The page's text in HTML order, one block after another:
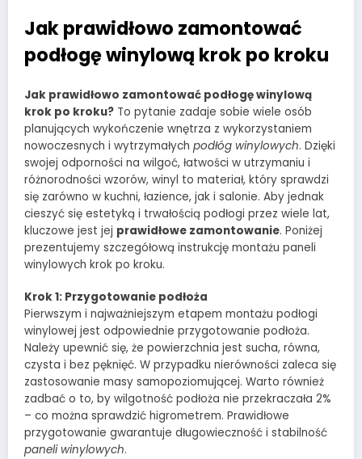
Jak prawidłowo zamontować
podłogę winylową krok po kroku
Jak prawidłowo zamontować podłogę winylową
krok po kroku? To pytanie zadaje sobie wiele osób
planujących wykończenie wnętrza z wykorzystaniem
nowoczesnych i wytrzymałych podłóg winylowych. Dzięki
swojej odporności na wilgoć, łatwości w utrzymaniu i
różnorodności wzorów, winyl to materiał, który sprawdzi
się zarówno w kuchni, łazience, jak i salonie. Aby jednak
cieszyć się estetyką i trwałością podłogi przez wiele lat,
kluczowe jest jej prawidłowe zamontowanie. Poniżej
prezentujemy szczegółową instrukcję montażu paneli
winylowych krok po kroku.
Krok 1: Przygotowanie podłoża
Pierwszym i najważniejszym etapem montażu podłogi
winylowej jest odpowiednie przygotowanie podłoża.
Należy upewnić się, że powierzchnia jest sucha, równa,
czysta i bez pęknięć. W przypadku nierówności zaleca się
zastosowanie masy samopoziomującej. Warto również
zadbać o to, by wilgotność podłoża nie przekraczała 2%
– co można sprawdzić higrometrem. Prawidłowe
przygotowanie gwarantuje długowieczność i stabilność
paneli winylowych.